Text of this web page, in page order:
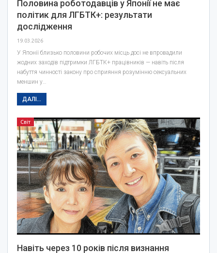
Половина роботодавців у Японії не має
політик для ЛГБТК+: результати
дослідження
19.03.2026
У Японії близько половини робочих місць досі не впровадили
жодних заходів підтримки ЛГБТК+ працівників — навіть після
набуття чинності закону про сприяння розумінню сексуальних
меншин у…
ДАЛІ...
Світ
Навіть через 10 років після визнання